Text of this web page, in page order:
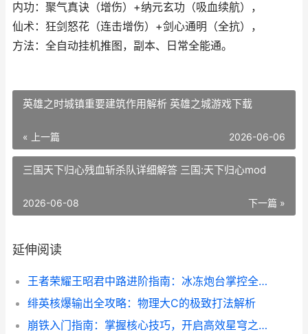
内功：聚气真诀（增伤）+纳元玄功（吸血续航），
仙术：狂剑怒花（连击增伤）+剑心通明（全抗），
方法：全自动挂机推图，副本、日常全能通。
英雄之时城镇重要建筑作用解析 英雄之城游戏下载
« 上一篇 2026-06-06
三国天下归心残血斩杀队详细解答 三国:天下归心mod
下一篇 »
2026-06-08
延伸阅读
王者荣耀王昭君中路进阶指南：冰冻炮台掌控全场！
绯英核爆输出全攻略：物理大C的极致打法解析
崩铁入门指南：掌握核心技巧，开启高效星穹之旅！